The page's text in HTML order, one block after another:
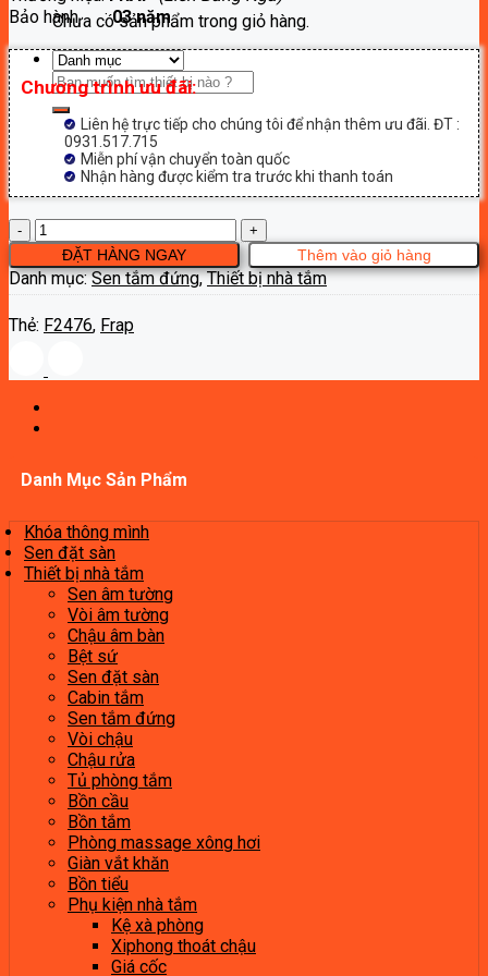
Chưa có sản phẩm trong giỏ hàng.
Tìm
kiếm:
4,620,000₫.
Bảo hành :03 năm
Chương trình ưu đãi:
Liên hệ trực tiếp cho chúng tôi để nhận thêm ưu đãi. ĐT :
0931.517.715
Miễn phí vận chuyển toàn quốc
Nhận hàng được kiểm tra trước khi thanh toán
Sen
cây
tắm
Frap
số
Thêm vào giỏ hàng
ĐẶT HÀNG NGAY
Danh mục:Sen tắm đứng,Thiết bị nhà tắm
Thẻ: F2476, Frap
Danh Mục Sản Phẩm
Khóa thông mình
Sen đặt sàn
Thiết bị nhà tắm
Sen âm tường
Vòi âm tường
Chậu âm bàn
Bệt sứ
Sen đặt sàn
Cabin tắm
Sen tắm đứng
Vòi chậu
Chậu rửa
Tủ phòng tắm
Bồn cầu
Bồn tắm
Phòng massage xông hơi
Giàn vắt khăn
Bồn tiểu
Phụ kiện nhà tắm
Kệ xà phòng
Xiphong thoát chậu
Giá cốc